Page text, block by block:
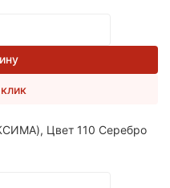
Цвет 110 Серебро